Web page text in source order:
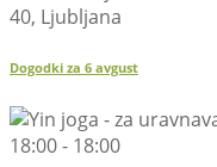
40, Ljubljana
Dogodki za 6 avgust
18:00 - 18:00